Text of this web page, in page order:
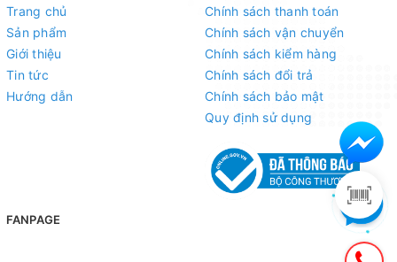
Trang chủ
Sản phẩm
Giới thiệu
Tin tức
Hướng dẫn
Chính sách thanh toán
Chính sách vận chuyển
Chính sách kiểm hàng
Chính sách đổi trả
Chính sách bảo mật
Quy định sử dụng
FANPAGE